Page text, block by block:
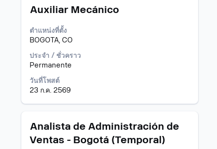
งาน
ตำแหน่ง
Auxiliar Mecánico
ตำแหน่งที่ตั้ง
BOGOTA, CO
ประจำ / ชั่วคราว
Permanente
วันที่โพสต์
23 ก.ค. 2569
เลือก
ใช้
Space
เพื่อ
ดู
เนื้อหา
แบบ
เต็ม
ของ
งาน
ตำแหน่ง
Analista de Administración de
Ventas - Bogotá (Temporal)
เลือก
ใช้